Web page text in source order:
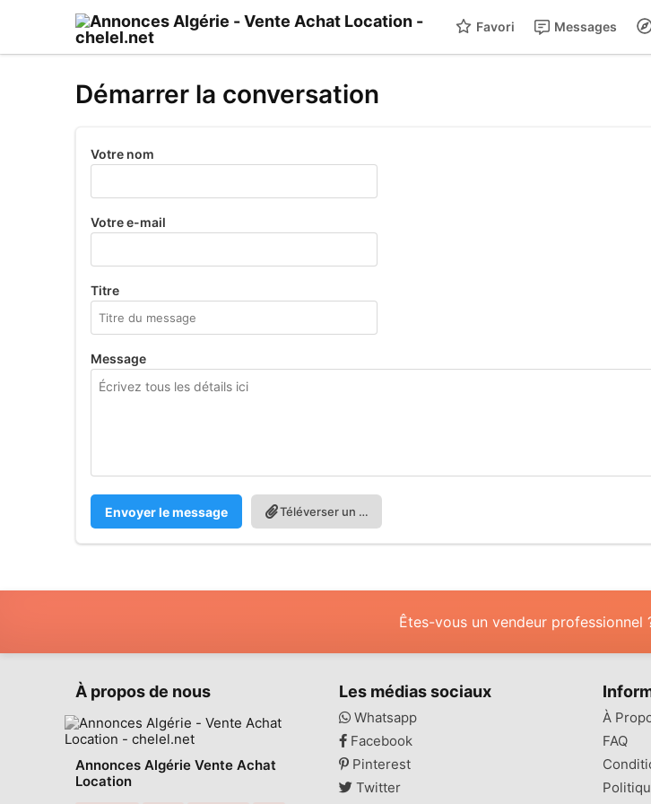
Messages
Favori
Démarrer la conversation
Votre nom
Votre e-mail
Titre
Message
Envoyer le message Téléverser un fichier
Êtes-vous un vendeur professionnel
À propos de nous
Annonces Algérie Vente Achat
Location
Les médias sociaux
Whatsapp
Facebook
Pinterest
Twitter
À
FAQ